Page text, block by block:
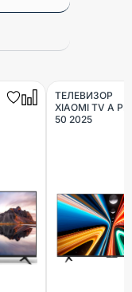
ТЕЛЕВИЗОР
XIAOMI TV A
50 2025